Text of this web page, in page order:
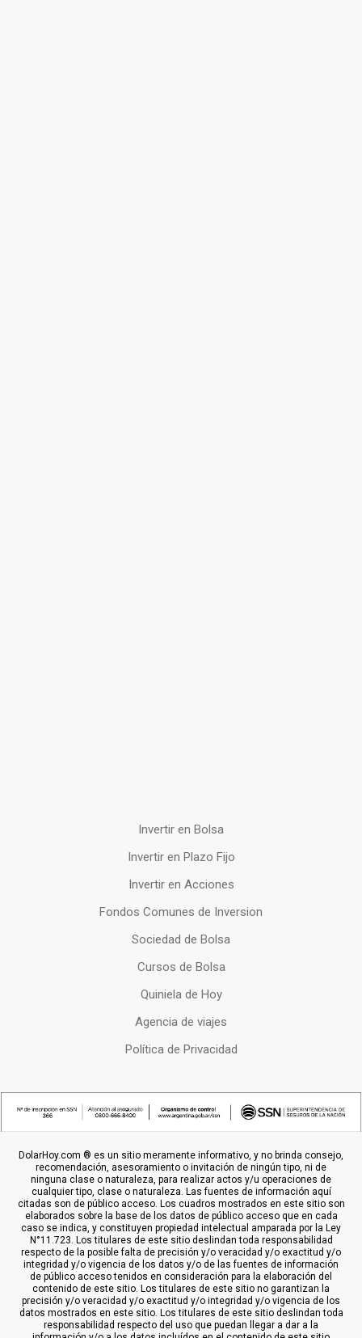
Invertir en Bolsa
Invertir en Plazo Fijo
Invertir en Acciones
Fondos Comunes de Inversion
Sociedad de Bolsa
Cursos de Bolsa
Quiniela de Hoy
Agencia de viajes
Política de Privacidad
DolarHoy.com ® es un sitio meramente informativo, y no brinda consejo,
recomendación, asesoramiento o invitación de ningún tipo, ni de
ninguna clase o naturaleza, para realizar actos y/u operaciones de
cualquier tipo, clase o naturaleza. Las fuentes de información aquí
citadas son de público acceso. Los cuadros mostrados en este sitio son
elaborados sobre la base de los datos de público acceso que en cada
caso se indica, y constituyen propiedad intelectual amparada por la Ley
N°11.723. Los titulares de este sitio deslindan toda responsabilidad
respecto de la posible falta de precisión y/o veracidad y/o exactitud y/o
integridad y/o vigencia de los datos y/o de las fuentes de información
de público acceso tenidos en consideración para la elaboración del
contenido de este sitio. Los titulares de este sitio no garantizan la
precisión y/o veracidad y/o exactitud y/o integridad y/o vigencia de los
datos mostrados en este sitio. Los titulares de este sitio deslindan toda
responsabilidad respecto del uso que puedan llegar a dar a la